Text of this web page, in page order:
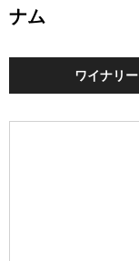
ナム
ワイナリー